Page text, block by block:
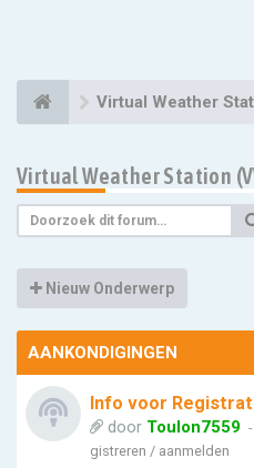
Virtual Weather
Virtual Weather Station
Nieuw Onderwerp
AANKONDIGINGEN
Info voor
door Toulon7559
gistreren / aanmelden